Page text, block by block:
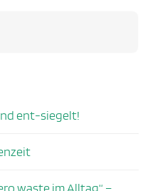
ent-siegelt!
waste im Alltag“ –